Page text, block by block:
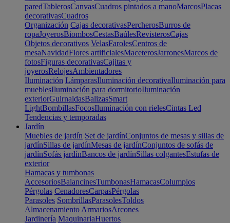
paredTablerosCanvasCuadros pintados a manoMarcosPlacas
decorativasCuadros
Organización Cajas decorativasPercherosBurros de
ropaJoyerosBiombosCestasBaúlesRevisterosCajas
Objetos decorativos VelasFarolesCentros de
mesaNavidadFlores artificialesMaceterosJarronesMarcos de
fotosFiguras decorativasCajitas y
joyerosRelojesAmbientadores
Iluminación LámparasIluminación decorativaIluminación para
mueblesIluminación para dormitorioIluminación
exteriorGuirnaldasBalizasSmart
LightBombillasFocosIluminación con rielesCintas Led
Tendencias y temporadas
Jardín
Muebles de jardín Set de jardínConjuntos de mesas y sillas de
jardínSillas de jardínMesas de jardínConjuntos de sofás de
jardínSofás jardínBancos de jardínSillas colgantesEstufas de
exterior
Hamacas y tumbonas
AccesoriosBalancinesTumbonasHamacasColumpios
Pérgolas CenadoresCarpasPérgolas
Parasoles SombrillasParasolesToldos
Almacenamiento ArmariosArcones
Jardinería MaquinariaHuertos